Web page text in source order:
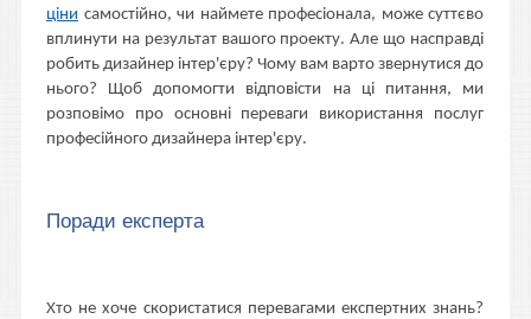
ціни самостійно, чи наймете професіонала, може суттєво
вплинути на результат вашого проекту. Але що насправді
робить дизайнер інтер'єру? Чому вам варто звернутися до
нього? Щоб допомогти відповісти на ці питання, ми
розповімо про основні переваги використання послуг
професійного дизайнера інтер'єру.
Поради експерта
Хто не хоче скористатися перевагами експертних знань?